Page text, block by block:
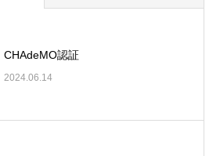
CHAdeMO認証
2024.06.14